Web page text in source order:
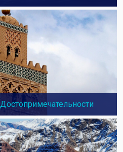
Достопримечательности